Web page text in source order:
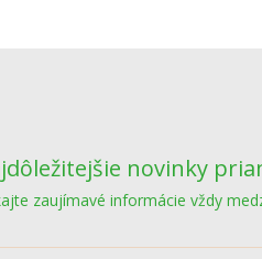
novinky
zaujímavé informácie vždy